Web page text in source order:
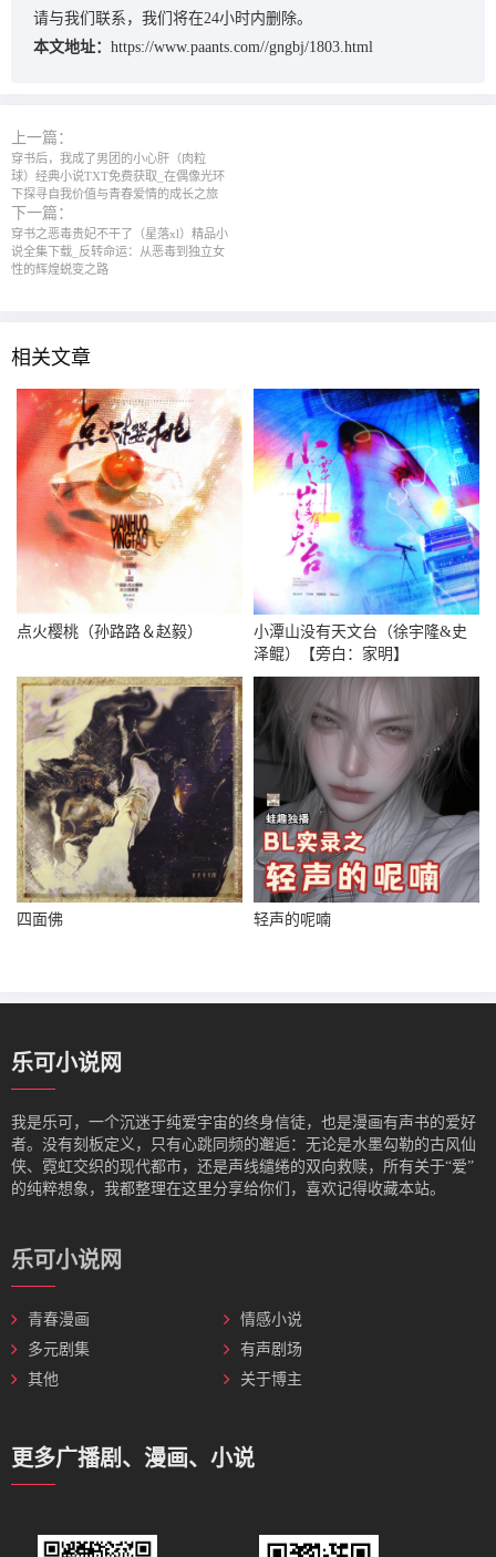
请与我们联系，我们将在24小时内删除。
本文地址： https://www.paants.com//gngbj/1803.html
上一篇：
穿书后，我成了男团的小心肝（肉粒
球）经典小说TXT免费获取_在偶像光环
下探寻自我价值与青春爱情的成长之旅
下一篇：
穿书之恶毒贵妃不干了（星落xl）精品小
说全集下载_反转命运：从恶毒到独立女
性的辉煌蜕变之路
相关文章
点火樱桃（孙路路＆赵毅）
小潭山没有天文台（徐宇隆&史
泽鲲）【旁白：家明】
四面佛 轻声的呢喃
乐可小说网
我是‌乐可，一个沉迷于纯爱宇宙的终身信徒，也是漫画有声书的爱好
者。没有刻板定义，只有心跳同频的邂逅：无论是水墨勾勒的古风仙
侠、霓虹交织的现代都市，还是声线缱绻的双向救赎，所有关于“爱”
的纯粹想象，我都整理在这里分享给你们，喜欢记得收藏本站。
乐可小说网
青春漫画
情感小说
多元剧集
有声剧场
其他
关于博主
更多广播剧、漫画、小说